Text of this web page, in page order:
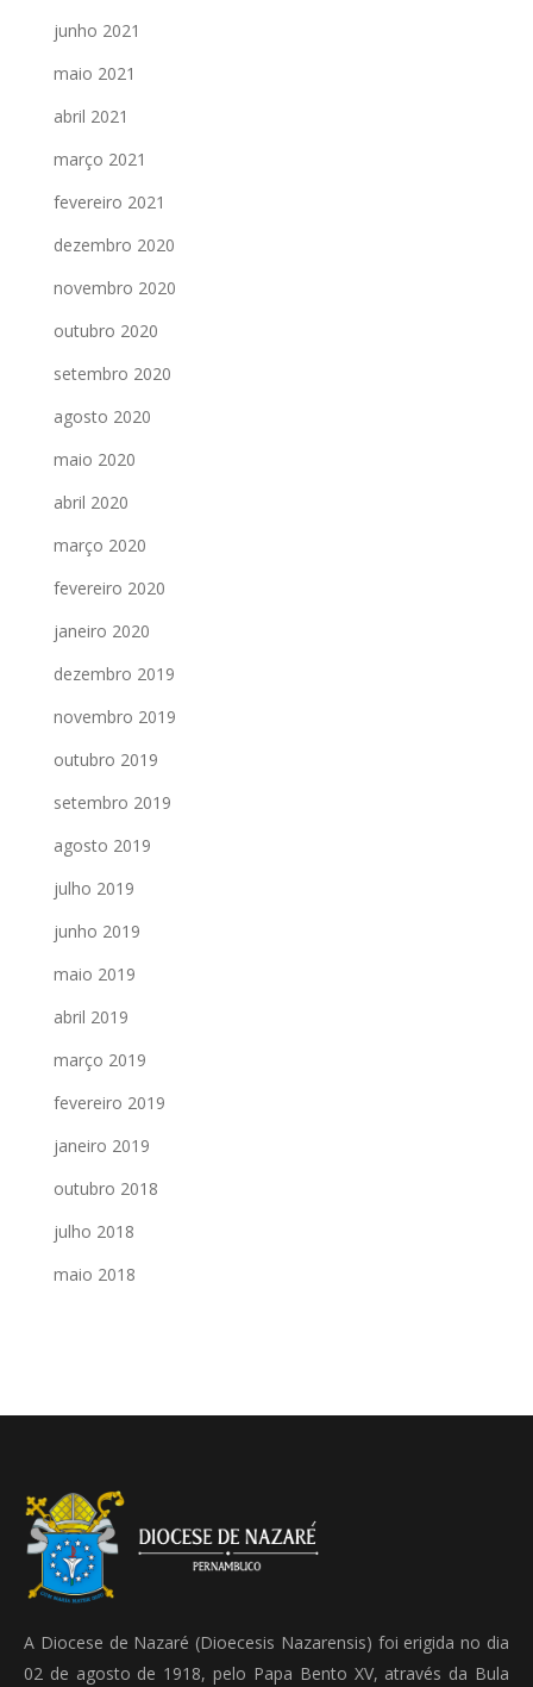
junho 2021
maio 2021
abril 2021
março 2021
fevereiro 2021
dezembro 2020
novembro 2020
outubro 2020
setembro 2020
agosto 2020
maio 2020
abril 2020
março 2020
fevereiro 2020
janeiro 2020
dezembro 2019
novembro 2019
outubro 2019
setembro 2019
agosto 2019
julho 2019
junho 2019
maio 2019
abril 2019
março 2019
fevereiro 2019
janeiro 2019
outubro 2018
julho 2018
maio 2018
A Diocese de Nazaré (Dioecesis Nazarensis) foi erigida no dia
02 de agosto de 1918, pelo Papa Bento XV, através da Bula